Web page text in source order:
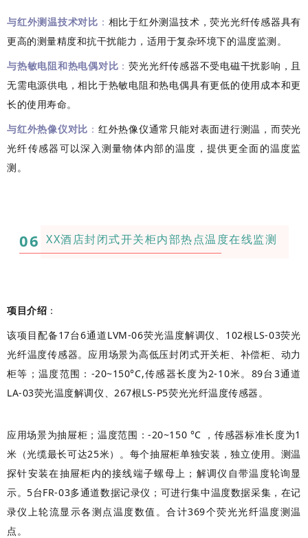
与红外测温技术对比 ： 相比于红外测温技术，荧光光纤传感器具有
更高的测量精度和抗干扰能力，适用于复杂环境下的温度监测。
与热敏电阻和热电偶对比 ：荧光光纤传感器不受电磁干扰影响，且
无需电源供电，相比于热敏电阻和热电偶具有更低的使用成本和更
长的使用寿命。
与红外热像仪对比 ： 红外热像仪通常只能对表面进行测温，而荧光
光纤传感器可以深入测量物体内部的温度，提供更全面的温度监
测。
06 XX酒店封闭式开关柜内部热点温度在线监测
项目介绍 ：
该项目配备17台6通道LVM-06荧光温度解调仪、102根LS-03荧光
光纤温度传感器。应用场景为高低压封闭式开关柜、补偿柜、动力
柜等；温度范围：-20~150°C,传感器长度为2-10米。89台3通道
LA-03荧光温度解调仪、267根LS-P5荧光光纤温度传感器。
应用场景为抽屉柜；温度范围：-20~150 °C ，传感器标准长度为1
米（光缆最长可达25米）。每个抽屉柜单独安装，独立使用。测温
探针安装在抽屉柜内的接线端子螺母上；解调仪自带温度轮询显
示。5台FR-03多通道数据记录仪；可进行集中温度数据采集，在记
录仪上轮流显示各测点温度数值。合计369个荧光光纤温度测温
点。